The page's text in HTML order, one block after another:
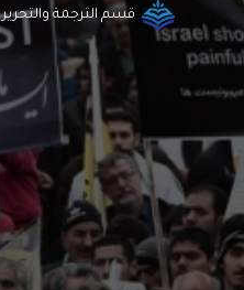
قسم الترجمة والتحرير